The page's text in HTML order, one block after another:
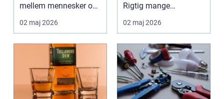
mellem mennesker og
forretning. Fokus er
ikke kun på ...
02 maj 2026
Rigtig mange
virksomheder på
Djursland o...
02 maj 2026